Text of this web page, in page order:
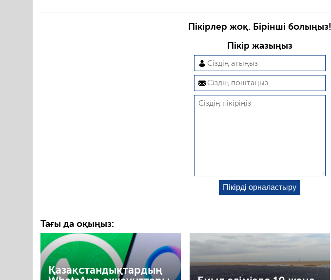
Пікірлер жоқ. Бірінші болыңыз!
Пікір жазыңыз
Тағы да оқыңыз:
Қазақстандықтардың